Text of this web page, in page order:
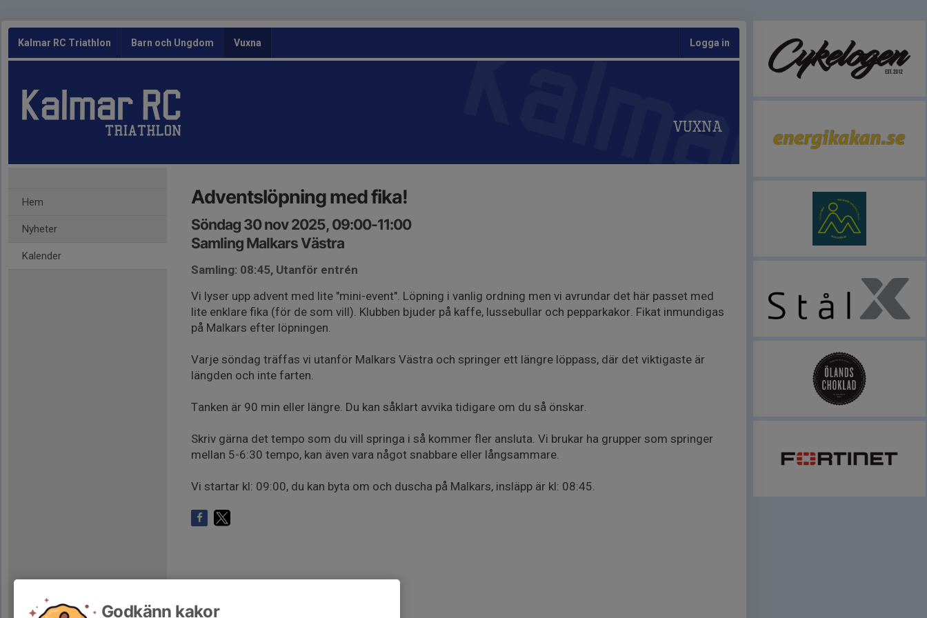
Kalmar RC Triathlon Barn och Ungdom Vuxna Logga in
Vuxna
Hem
Nyheter
Kalender
Adventslöpning med fika!
Söndag 30 nov 2025, 09:00-11:00
Samling Malkars Västra
Samling: 08:45, Utanför entrén
Vi lyser upp advent med lite "mini-event". Löpning i vanlig ordning men vi avrundar det här passet med
lite enklare fika (för de som vill). Klubben bjuder på kaffe, lussebullar och pepparkakor. Fikat inmundigas
på Malkars efter löpningen.
Varje söndag träffas vi utanför Malkars Västra och springer ett längre löppass, där det viktigaste är
längden och inte farten.
Tanken är 90 min eller längre. Du kan såklart avvika tidigare om du så önskar.
Skriv gärna det tempo som du vill springa i så kommer fler ansluta. Vi brukar ha grupper som springer
mellan 5-6:30 tempo, kan även vara något snabbare eller långsammare.
Vi startar kl: 09:00, du kan byta om och duscha på Malkars, insläpp är kl: 08:45.
Godkänn kakor